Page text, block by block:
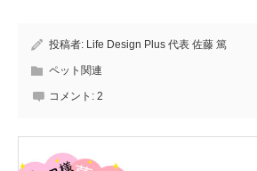
投稿者: Life Design Plus 代表 佐藤 篤
ペット関連
コメント: 2